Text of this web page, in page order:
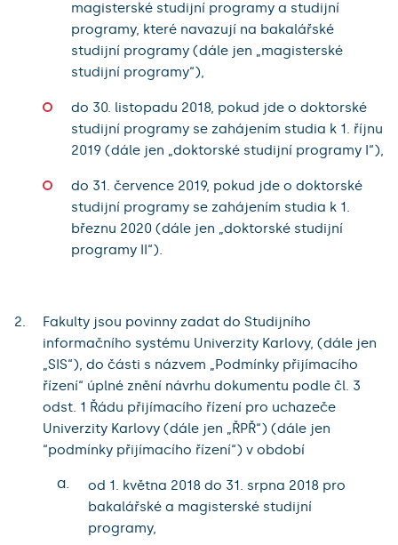
magisterské studijní programy a studijní
programy, které navazují na bakalářské
studijní programy (dále jen „magisterské
studijní programy“),
do 30. listopadu 2018, pokud jde o doktorské
studijní programy se zahájením studia k 1. říjnu
2019 (dále jen „doktorské studijní programy I“),
do 31. července 2019, pokud jde o doktorské
studijní programy se zahájením studia k 1.
březnu 2020 (dále jen „doktorské studijní
programy II“).
Fakulty jsou povinny zadat do Studijního
informačního systému Univerzity Karlovy, (dále jen
„SIS“), do části s názvem „Podmínky přijímacího
řízení“ úplné znění návrhu dokumentu podle čl. 3
odst. 1 Řádu přijímacího řízení pro uchazeče
Univerzity Karlovy (dále jen „ŘPŘ“) (dále jen
“podmínky přijímacího řízení“) v období
a.
od 1. května 2018 do 31. srpna 2018 pro
bakalářské a magisterské studijní
programy,